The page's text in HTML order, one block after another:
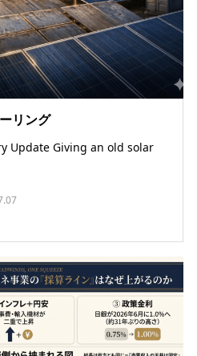
リング
Update Giving an old solar